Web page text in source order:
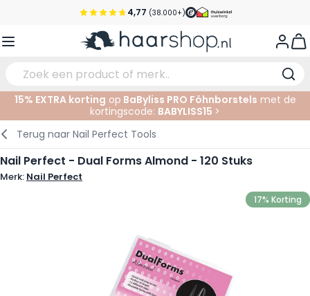
Ga naar de inhoud 4,77 (38.000+)
Voor 22:00 uur besteld, morgen in huis*
Pick-up points
Service & Contact
Verzorging
Haarstyling
Haarkleuringen
Gezichtsverzorging
Lichaamsverzorging
Tanning
Wenkbrauwen
Ogen
Lippen
Nagelproducten
Nagel Accessoires
Haarproducten
Scheerproducten
Baardproducten
Elektrisch
Scheren
Knipbenodigdheden
In de Salon
Knippen
Kleuren
15% EXTRA korting op BaByliss PRO Föhnborstels met de
kortingscode: BABYLISS15 >
Terug naar Nail Perfect Tools
Nail Perfect - Dual Forms Almond - 120 Stuks
Merk: Nail Perfect
17% Korting